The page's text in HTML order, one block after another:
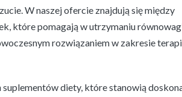
W naszej ofercie znajdują się między
które pomagają w utrzymaniu
rozwiązaniem w zakresie
diety, które stanowią